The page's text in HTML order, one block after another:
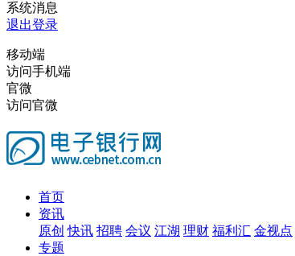
系统消息
退出登录
移动端
访问手机端
官微
访问官微
首页
资讯
原创 快讯 招聘 会议 江湖 理财 福利汇 金视点
专题